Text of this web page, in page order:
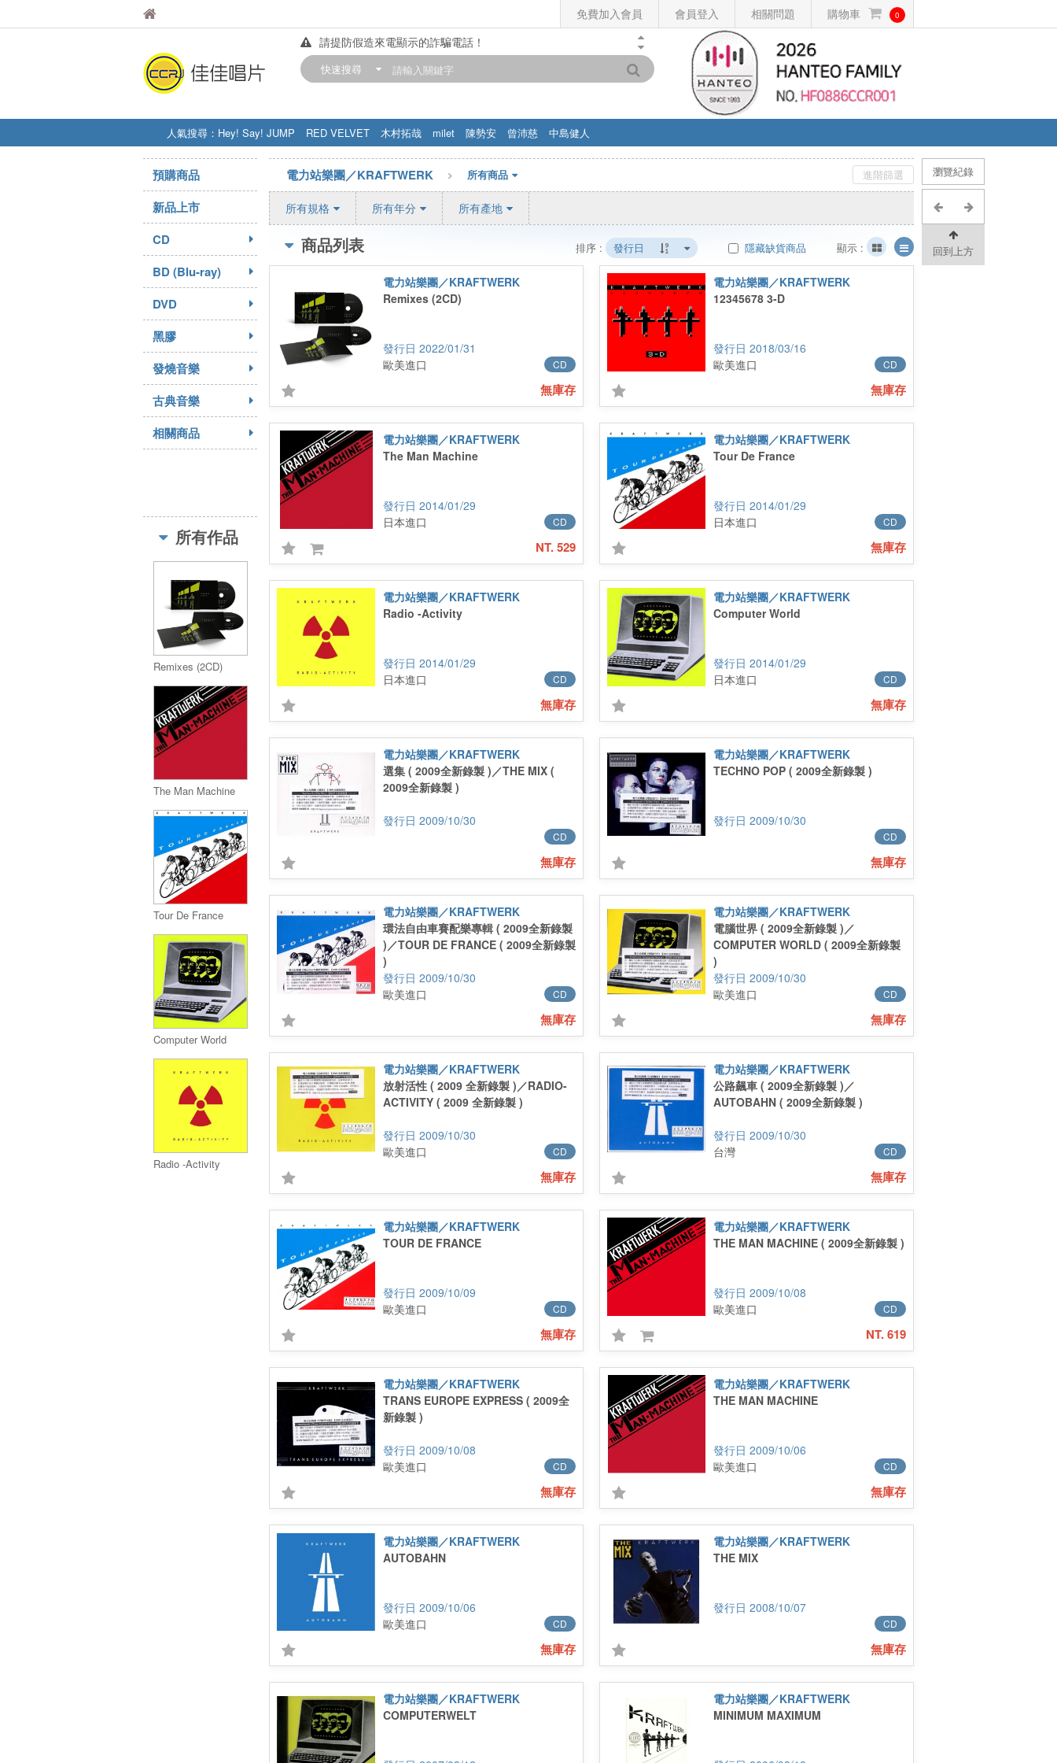
免費加入會員 會員登入 相關問題 購物車 0
佳佳唱片
請提防假造來電顯示的詐騙電話！
【中華門市營業時間調整公告】
快速搜尋
人氣搜尋： Hey! Say! JUMP RED VELVET 木村拓哉 milet 陳勢安 曾沛慈
中島健人
STRAY KIDS
盧廣仲 周杰伦
瀏覽紀錄
回到上方
預購商品
新品上市
CD
BD (Blu-ray)
DVD
黑膠
發燒音樂
古典音樂
相關商品
所有作品
Remixes (2CD)
The Man Machine
Tour De France
Computer World
Radio -Activity
進階篩選
電力站樂團／KRAFTWERK 所有商品
所有規格 所有年分 所有產地
排序 : 發行日 隱藏缺貨商品 顯示 :
商品列表
電力站樂團／KRAFTWERK
Remixes (2CD)
2022/01/31
CD
歐美進口
無庫存
電力站樂團／KRAFTWERK
12345678 3-D
2018/03/16
CD
歐美進口
無庫存
電力站樂團／KRAFTWERK
The Man Machine
2014/01/29
CD
日本進口
NT. 529
電力站樂團／KRAFTWERK
Tour De France
2014/01/29
CD
日本進口
無庫存
電力站樂團／KRAFTWERK
Radio -Activity
2014/01/29
CD
日本進口
無庫存
電力站樂團／KRAFTWERK
Computer World
2014/01/29
CD
日本進口
無庫存
電力站樂團／KRAFTWERK
選集 ( 2009全新錄製 )／THE MIX (
2009全新錄製 )
2009/10/30
CD
無庫存
電力站樂團／KRAFTWERK
TECHNO POP ( 2009全新錄製 )
2009/10/30
CD
無庫存
電力站樂團／KRAFTWERK
環法自由車賽配樂專輯 ( 2009全新錄製
)／TOUR DE FRANCE ( 2009全新錄製
)
2009/10/30
CD
歐美進口
無庫存
電力站樂團／KRAFTWERK
電腦世界 ( 2009全新錄製 )／
COMPUTER WORLD ( 2009全新錄製
)
2009/10/30
CD
歐美進口
無庫存
電力站樂團／KRAFTWERK
放射活性 ( 2009 全新錄製 )／RADIO-
ACTIVITY ( 2009 全新錄製 )
2009/10/30
CD
歐美進口
無庫存
電力站樂團／KRAFTWERK
公路飆車 ( 2009全新錄製 )／
AUTOBAHN ( 2009全新錄製 )
2009/10/30
CD
台灣
無庫存
電力站樂團／KRAFTWERK
TOUR DE FRANCE
2009/10/09
CD
歐美進口
無庫存
電力站樂團／KRAFTWERK
THE MAN MACHINE ( 2009全新錄製 )
2009/10/08
CD
歐美進口
NT. 619
電力站樂團／KRAFTWERK
TRANS EUROPE EXPRESS ( 2009全
新錄製 )
2009/10/08
CD
歐美進口
無庫存
電力站樂團／KRAFTWERK
THE MAN MACHINE
2009/10/06
CD
歐美進口
無庫存
電力站樂團／KRAFTWERK
AUTOBAHN
2009/10/06
CD
歐美進口
無庫存
電力站樂團／KRAFTWERK
THE MIX
2008/10/07
CD
無庫存
電力站樂團／KRAFTWERK
COMPUTERWELT
電力站樂團／KRAFTWERK
MINIMUM MAXIMUM